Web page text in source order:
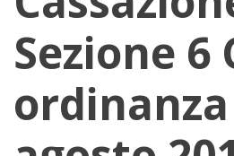
Sezione 6
ordinanza